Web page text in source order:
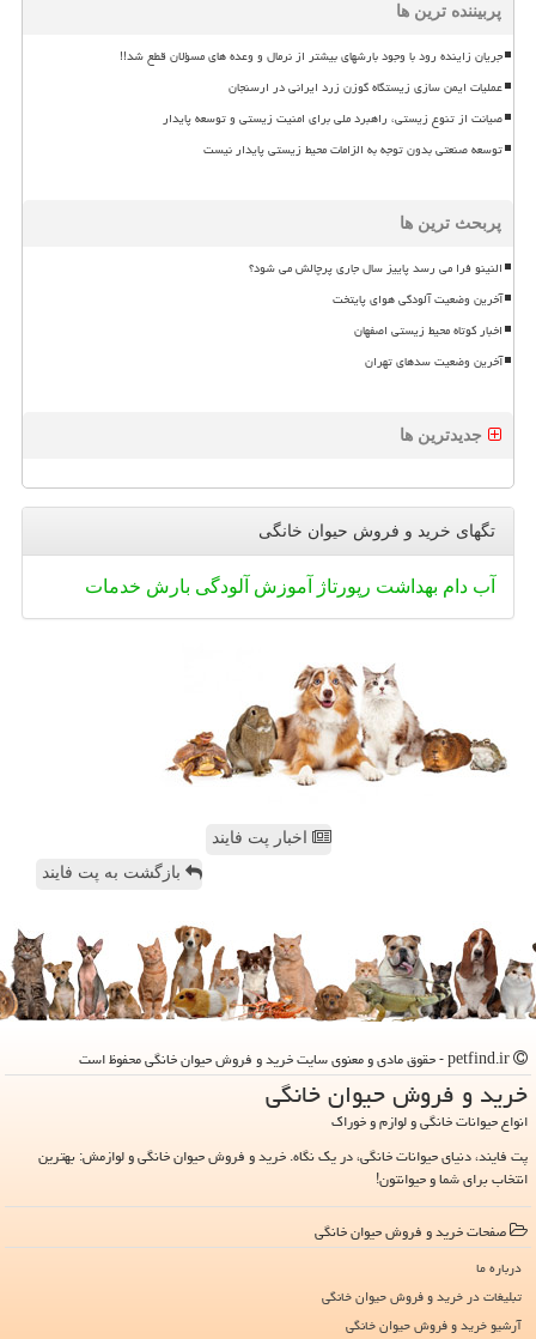
پربیننده ترین ها
جریان زاینده رود با وجود بارشهای بیشتر از نرمال و وعده های مسؤلان قطع شد!!
عملیات ایمن سازی زیستگاه گوزن زرد ایرانی در ارسنجان
صیانت از تنوع زیستی، راهبرد ملی برای امنیت زیستی و توسعه پایدار
توسعه صنعتی بدون توجه به الزامات محیط زیستی پایدار نیست
پربحث ترین ها
النینو فرا می رسد پاییز سال جاری پرچالش می شود؟
آخرین وضعیت آلودگی هوای پایتخت
اخبار کوتاه محیط زیستی اصفهان
آخرین وضعیت سدهای تهران
جدیدترین ها
تگهای خرید و فروش حیوان خانگی
آب دام بهداشت رپورتاژ آموزش آلودگی بارش خدمات
اخبار پت فایند
بازگشت به پت فایند
خرید و فروش حیوان خانگی
انواع حیوانات خانگی و لوازم و خوراک
پت فایند، دنیای حیوانات خانگی، در یک نگاه. خرید و فروش حیوان خانگی و لوازمش: بهترین
انتخاب برای شما و حیوانتون!
صفحات خرید و فروش حیوان خانگی
درباره ما
تبلیغات در خرید و فروش حیوان خانگی
آرشیو خرید و فروش حیوان خانگی